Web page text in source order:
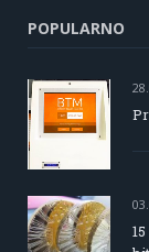
POPULARNO